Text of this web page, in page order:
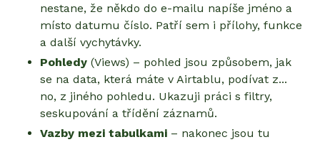
nestane, že někdo do e-mailu napíše jméno a
místo datumu číslo. Patří sem i přílohy, funkce
a další vychytávky.
Pohledy (Views) – pohled jsou způsobem, jak
se na data, která máte v Airtablu, podívat z...
no, z jiného pohledu. Ukazuji práci s filtry,
seskupování a třídění záznamů.
Vazby mezi tabulkami – nakonec jsou tu